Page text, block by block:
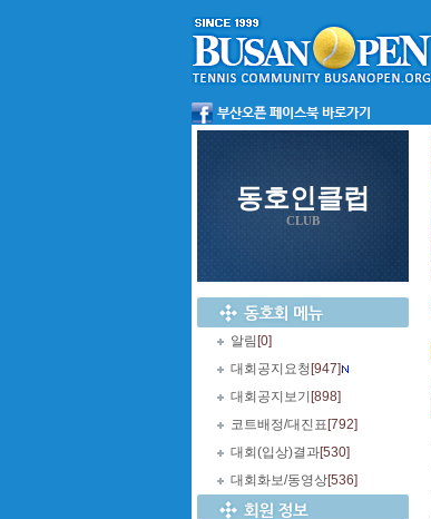
동호인클럽
CLUB
알림 [0]
대회공지요청 [947]
대회공지보기 [898]
코트배정/대진표 [792]
대회(입상)결과[530]
대회화보/동영상[536]